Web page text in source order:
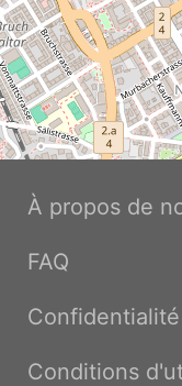
À propos de
FAQ
Confidentialité
Conditions